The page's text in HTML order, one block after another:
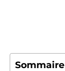
Sommaire